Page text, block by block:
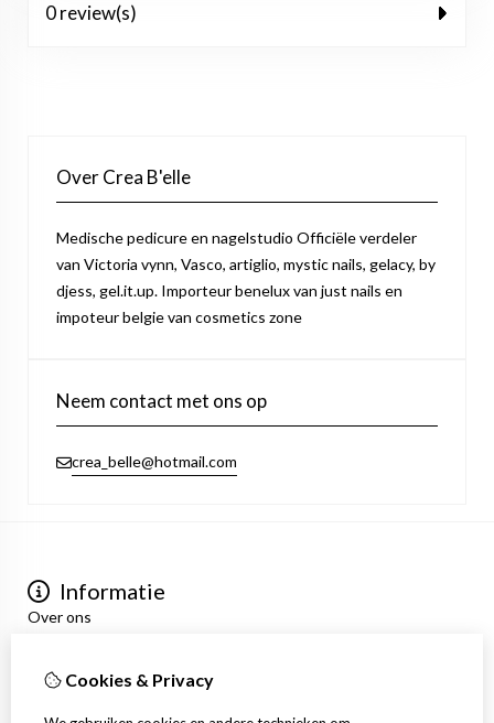
0 review(s)
Over Crea B'elle
Medische pedicure en nagelstudio Officiële verdeler
van Victoria vynn, Vasco, artiglio, mystic nails, gelacy, by
djess, gel.it.up. Importeur benelux van just nails en
impoteur belgie van cosmetics zone
Neem contact met ons op
crea_belle@hotmail.com
Informatie
Over ons
Algemene voorwaarden
Mijn account
Cookies & Privacy